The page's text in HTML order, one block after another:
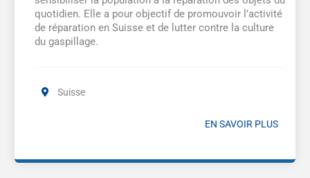
quotidien. Elle a pour objectif de promouvoir l’activité
de réparation en Suisse et de lutter contre la culture
du gaspillage.
Suisse
EN SAVOIR PLUS